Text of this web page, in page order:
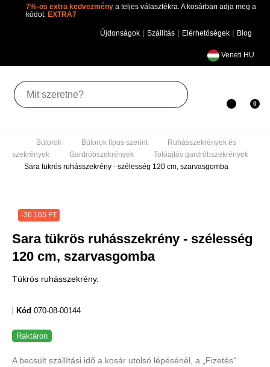
7%-os extra kedvezménya teljes választékra. A kosárban adja
meg a kódot:
Újdonságok|Szállítás| Elérhetőségek| Blog
Veneti HU
Bútorok
és szekrények
Gardróbszekrények
Tolóajtós
Sara tükrös ruhásszekrény - szélesség
120 cm, szarvasgomba
-36 165 FT